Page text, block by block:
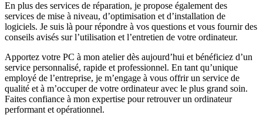
En plus des services de réparation, je propose également des
services de mise à niveau, d’optimisation et d’installation de
logiciels. Je suis là pour répondre à vos questions et vous fournir des
conseils avisés sur l’utilisation et l’entretien de votre ordinateur.
Apportez votre PC à mon atelier dès aujourd’hui et bénéficiez d’un
service personnalisé, rapide et professionnel. En tant qu’unique
employé de l’entreprise, je m’engage à vous offrir un service de
qualité et à m’occuper de votre ordinateur avec le plus grand soin.
Faites confiance à mon expertise pour retrouver un ordinateur
performant et opérationnel.